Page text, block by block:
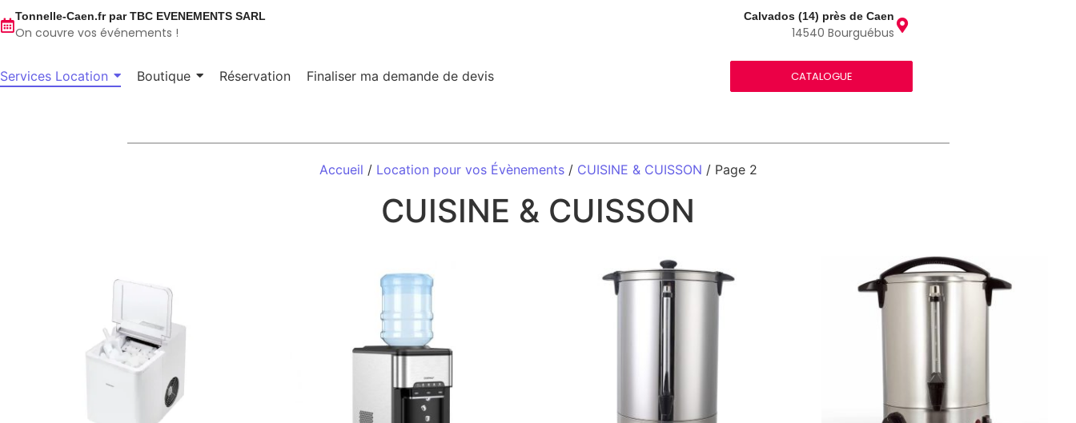
Tonnelle-Caen.fr par TBC EVENEMENTS SARL
On couvre vos événements !
Calvados (14) près de Caen
14540 Bourguébus
Services Location Boutique Réservation Finaliser ma demande de devis CATALOGUE
Accueil / Location pour vos Évènements/ CUISINE & CUISSON / Page 2
CUISINE & CUISSON